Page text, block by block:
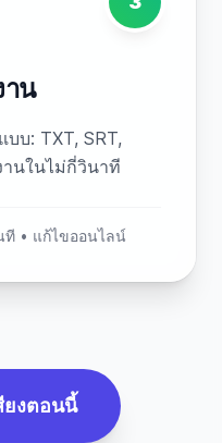
น
บบ: TXT, SRT,
นในไม่กี่วินาที
ที • แก้ไขออนไลน์
ยงตอนนี้